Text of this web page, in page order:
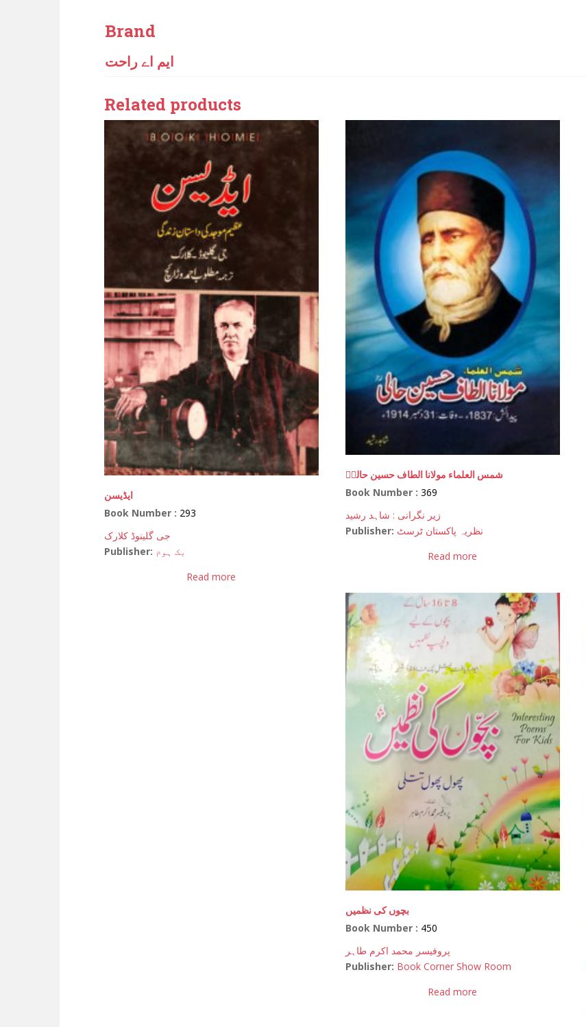
Brand
ایم اے راحت
Related products
ایڈیسن
Book Number : 293
جی گلینوڈ کلارک
Publisher: بک ہوم
Read more
شمس العلماء مولانا الطاف حسین حالیؒ
Book Number :369
زیر نگرانی : شاہد رشید
Publisher: نظریہ پاکستان ٹرسٹ
Read more
بچوں کی نظمیں
Book Number : 450
پروفیسر محمد اکرم طاہر
Publisher: Book Corner Show Room
Read more